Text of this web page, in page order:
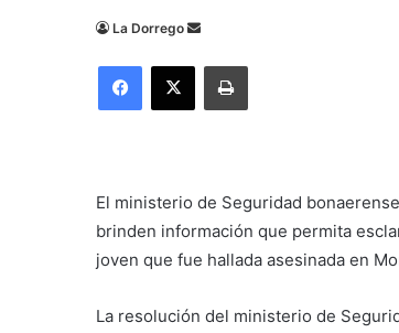
La Dorrego
Send
email
Facebook
X Imprimir
El ministerio de Seguridad
brinden información que permita
joven que fue hallada asesinada en
La resolución del ministerio de